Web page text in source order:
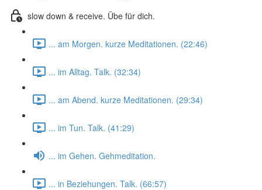
slow down & receive. Übe für dich.
... am Morgen. kurze Meditationen. (22:46)
... im Alltag. Talk. (32:34)
... am Abend. kurze Meditationen. (29:34)
... im Tun. Talk. (41:29)
... im Gehen. Gehmeditation.
... in Beziehungen. Talk. (66:57)